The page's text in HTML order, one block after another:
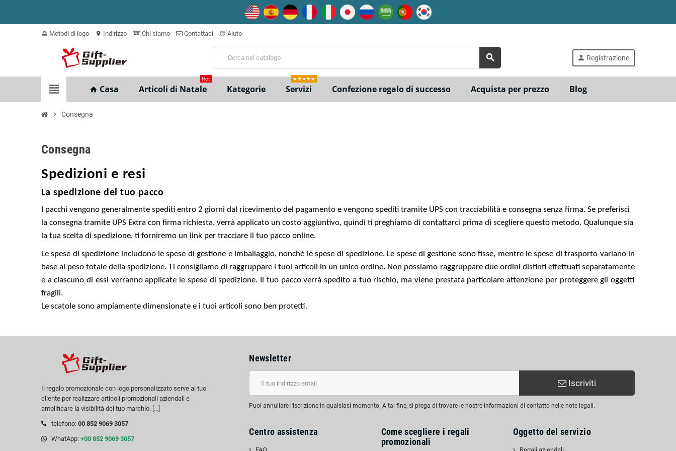
card_giftcard Metodi di logo location_on Indirizzo Chi siamo Contattaci help_outline Aiuto
search person Registrazione
view_headline home Casa Articoli di Natale
Hot
Kategorie Servizi
★★★★★
Confezione regalo di successo Acquista per prezzo Blog
chevron_right Consegna
Consegna
Spedizioni e resi
La spedizione del tuo pacco
I pacchi vengono generalmente spediti entro 2 giorni dal ricevimento del pagamento e vengono spediti tramite UPS con tracciabilità e consegna senza firma. Se preferisci
la consegna tramite UPS Extra con firma richiesta, verrà applicato un costo aggiuntivo, quindi ti preghiamo di contattarci prima di scegliere questo metodo. Qualunque sia
la tua scelta di spedizione, ti forniremo un link per tracciare il tuo pacco online.
Le spese di spedizione includono le spese di gestione e imballaggio, nonché le spese di spedizione. Le spese di gestione sono fisse, mentre le spese di trasporto variano in
base al peso totale della spedizione. Ti consigliamo di raggruppare i tuoi articoli in un unico ordine. Non possiamo raggruppare due ordini distinti effettuati separatamente
e a ciascuno di essi verranno applicate le spese di spedizione. Il tuo pacco verrà spedito a tuo rischio, ma viene prestata particolare attenzione per proteggere gli oggetti
fragili.
Le scatole sono ampiamente dimensionate e i tuoi articoli sono ben protetti.
Il regalo promozionale con logo personalizzato serve al tuo
cliente per realizzare articoli promozionali aziendali e
amplificare la visibilità del tuo marchio. [...]
telefono: 00 852 9069 3057
WhatApp: +00 852 9069 3057
Newsletter
Iscriviti
Puoi annullare l'iscrizione in qualsiasi momento. A tal fine, si prega di trovare le nostre informazioni di contatto nelle note legali.
Centro assistenza
Come scegliere i regali
promozionali
Oggetto del servizio